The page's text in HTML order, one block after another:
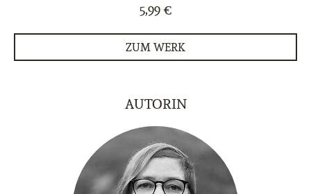
5,99 €
ZUM WERK
AUTORIN